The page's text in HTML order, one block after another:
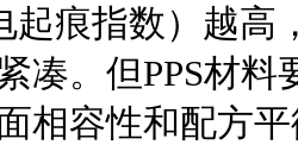
起痕指数）越高
凑。但PPS材
相容性和配方